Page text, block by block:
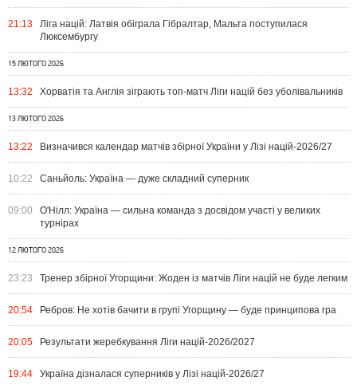
21:13
Ліга націй: Латвія обіграла Гібралтар, Мальта поступилася
Люксембургу
15 ЛЮТОГО 2026
13:32 Хорватія та Англія зіграють топ-матч Ліги націй без уболівальників
13 ЛЮТОГО 2026
13:22 Визначився календар матчів збірної України у Лізі націй-2026/27
10:22 Саньйоль: Україна — дуже складний суперник
09:00
О'Нілл: Україна — сильна команда з досвідом участі у великих
турнірах
12 ЛЮТОГО 2026
23:23 Тренер збірної Угорщини: Жоден із матчів Ліги націй не буде легким
20:54 Ребров: Не хотів бачити в групі Угорщину — буде принципова гра
20:05 Результати жеребкування Ліги націй-2026/2027
19:44 Україна дізналася суперників у Лізі націй-2026/27